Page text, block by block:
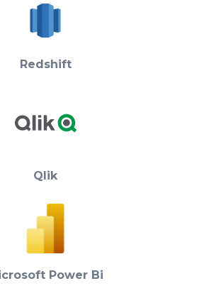
Redshift
Qlik
Power Bi